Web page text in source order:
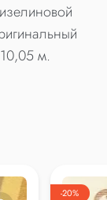
м.
-20%